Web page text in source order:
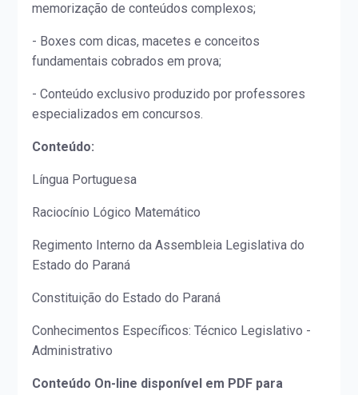
memorização de conteúdos complexos;
- Boxes com dicas, macetes e conceitos
fundamentais cobrados em prova;
- Conteúdo exclusivo produzido por professores
especializados em concursos.
Conteúdo:
Língua Portuguesa
Raciocínio Lógico Matemático
Regimento Interno da Assembleia Legislativa do
Estado do Paraná
Constituição do Estado do Paraná
Conhecimentos Específicos: Técnico Legislativo -
Administrativo
Conteúdo On-line disponível em PDF para